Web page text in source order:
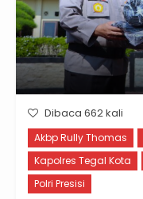
Dibaca 662 kali
Akbp Rully Thomas
Kapolres Tegal Kota
Polri Presisi